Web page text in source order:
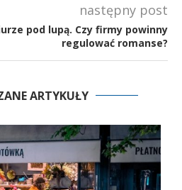
następny post
pod lupą. Czy firmy powinny
regulować romanse?
ARTYKUŁY